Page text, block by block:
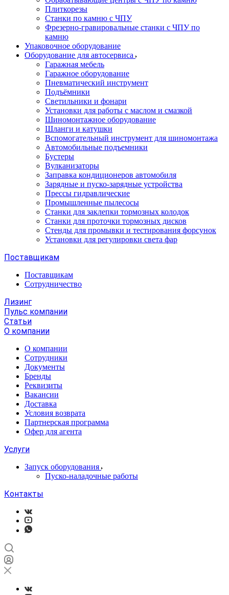
Плиткорезы
Станки по камню с ЧПУ
Фрезерно-гравировальные станки с ЧПУ по
камню
Упаковочное оборудование
Оборудование для автосервиса
Гаражная мебель
Гаражное оборудование
Пневматический инструмент
Подъёмники
Светильники и фонари
Установки для работы с маслом и смазкой
Шиномонтажное оборудование
Шланги и катушки
Вспомогательный инструмент для шиномонтажа
Автомобильные подъемники
Бустеры
Вулканизаторы
Заправка кондиционеров автомобиля
Зарядные и пуско-зарядные устройства
Прессы гидравлические
Промышленные пылесосы
Станки для заклепки тормозных колодок
Станки для проточки тормозных дисков
Стенды для промывки и тестирования форсунок
Установки для регулировки света фар
Поставщикам
Поставщикам
Сотрудничество
Лизинг
Пульс компании
Статьи
О компании
О компании
Сотрудники
Документы
Бренды
Реквизиты
Вакансии
Доставка
Условия возврата
Партнерская программа
Офер для агента
Услуги
Запуск оборудования
Пуско-наладочные работы
Контакты